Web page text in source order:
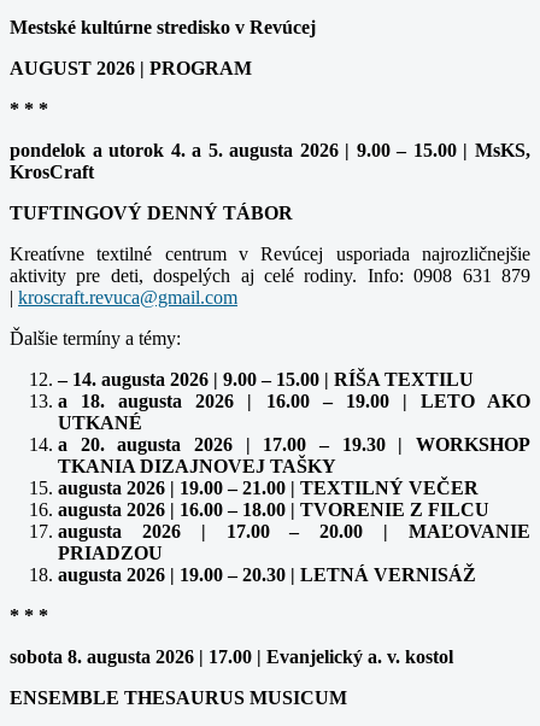
Mestské kultúrne stredisko v Revúcej
AUGUST 2026 | PROGRAM
* * *
pondelok a utorok 4. a 5. augusta 2026 | 9.00 – 15.00 | MsKS,
KrosCraft
TUFTINGOVÝ DENNÝ TÁBOR
Kreatívne textilné centrum v Revúcej usporiada najrozličnejšie
aktivity pre deti, dospelých aj celé rodiny. Info: 0908 631 879
|
Ďalšie termíny a témy:
– 14. augusta 2026 | 9.00 – 15.00 | RÍŠA TEXTILU
a 18. augusta 2026 | 16.00 – 19.00 | LETO AKO
UTKANÉ
a 20. augusta 2026 | 17.00 – 19.30 | WORKSHOP
TKANIA DIZAJNOVEJ TAŠKY
augusta 2026 | 19.00 – 21.00 | TEXTILNÝ VEČER
augusta 2026 | 16.00 – 18.00 | TVORENIE Z FILCU
augusta 2026 | 17.00 – 20.00 | MAĽOVANIE
PRIADZOU
augusta 2026 | 19.00 – 20.30 | LETNÁ VERNISÁŽ
* * *
sobota 8. augusta 2026 | 17.00 | Evanjelický a. v. kostol
ENSEMBLE THESAURUS MUSICUM